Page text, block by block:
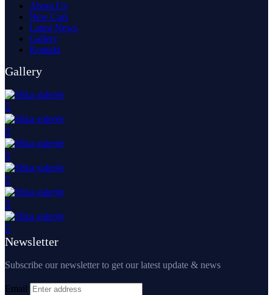
About Us
New Cars
Latest News
Gallery
Kontakt
Gallery
Newsletter
Subscribe our newsletter to get our latest update & news
Email